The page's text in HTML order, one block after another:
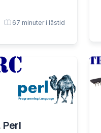
67 minuter i lästid
Perl